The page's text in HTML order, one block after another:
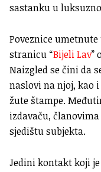
sastanku u
Poveznice
stranicu “Bijeli Lav”
Naizgled se čini da
naslovi na njoj, kao
žute štampe.
izdavaču,
sjedištu subjekta.
Jedini kontakt koji